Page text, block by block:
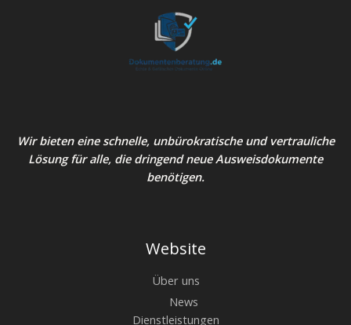
Wir bieten eine schnelle, unbürokratische und vertrauliche
Lösung für alle, die dringend neue Ausweisdokumente
benötigen.
Website
Über uns
News
Dienstleistungen